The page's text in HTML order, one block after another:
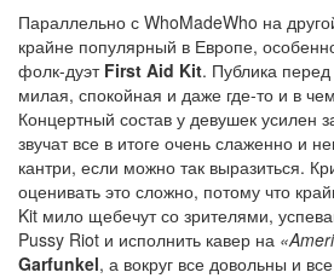
Параллельно с WhoMadeWho на
крайне популярный в Европе,
фолк-дуэт First Aid Kit. Публика перед
милая, спокойная и даже где-то и в
Концертный состав у девушек усилен
звучат все в итоге очень слаженно и
кантри, если можно так выразиться.
оценивать это сложно, потому что
Kit мило щебечут со зрителями,
Pussy Riot и исполнить кавер на
Garfunkel, а вокруг все довольны и